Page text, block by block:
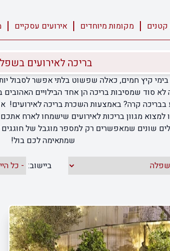
קטנים מקומות מיוחדים אירועים עסקיים
בריכה לאירועים
בימי קיץ חמים, כאלה שפשוט בלתי אפשר לסבול
סוד שמסיבות בריכה הן אחד הבילויים
בבריכה קרה? באמצעות השכרת בריכה לאירועים!
מגוון בריכות לאירועים שישמחו לארח
שונים שמאפשרים רק למספר מוגבל של חוגגים
שמתאימה לכם בול!
ביישוב: